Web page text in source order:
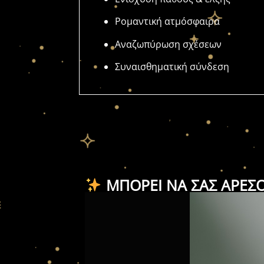
Ρομαντικήατμόσφαιρα
Αναζωπύρωση σχέσεων
Συναισθηματική σύνδεση
ΜΠΟΡΕΊ ΝΑ ΣΑΣ